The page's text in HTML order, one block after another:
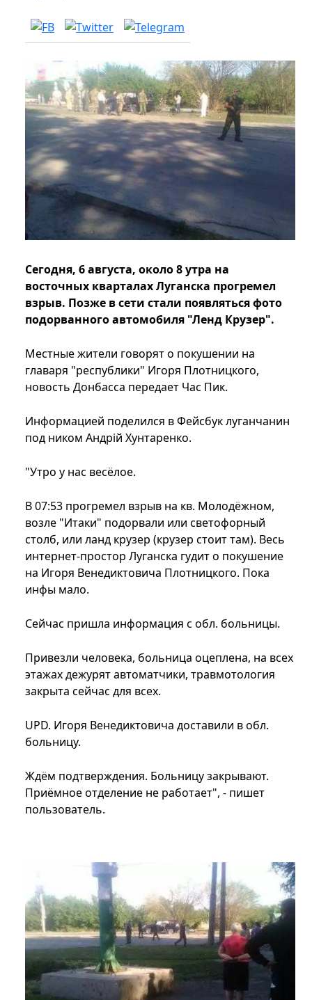
Сегодня, 6 августа, около 8 утра на
восточных кварталах Луганска прогремел
взрыв. Позже в сети стали появляться фото
подорванного автомобиля "Ленд Крузер".
Местные жители говорят о покушении на
главаря "республики" Игоря Плотницкого,
новость Донбасса передает Час Пик.
Информацией поделился в Фейсбук луганчанин
под ником Андрій Хунтаренко.
"Утро у нас весёлое.
В 07:53 прогремел взрыв на кв. Молодёжном,
возле "Итаки" подорвали или светофорный
столб, или ланд крузер (крузер стоит там). Весь
интернет-простор Луганска гудит о покушение
на Игоря Венедиктовича Плотницкого. Пока
инфы мало.
Сейчас пришла информация с обл. больницы.
Привезли человека, больница оцеплена, на всех
этажах дежурят автоматчики, травмотология
закрыта сейчас для всех.
UPD. Игоря Венедиктовича доставили в обл.
больницу.
Ждём подтверждения. Больницу закрывают.
Приёмное отделение не работает", - пишет
пользователь.